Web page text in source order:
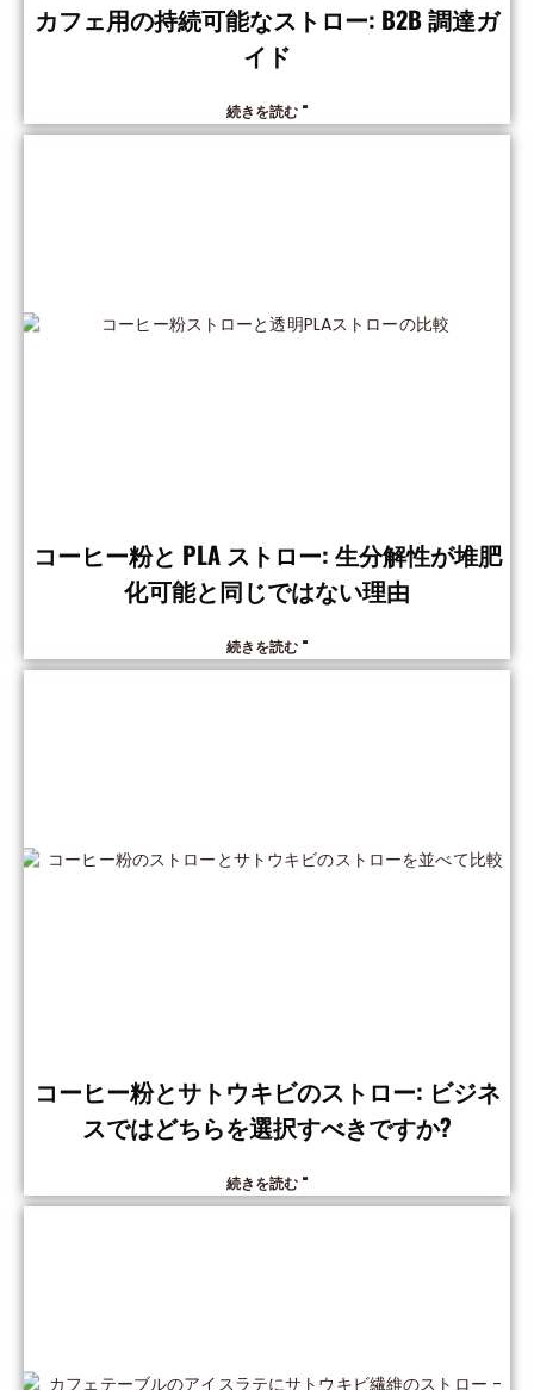
カフェ用の持続可能なストロー: B2B 調達ガ
イド
続きを読む "
コーヒー粉と PLA ストロー: 生分解性が堆肥
化可能と同じではない理由
続きを読む "
コーヒー粉とサトウキビのストロー: ビジネ
スではどちらを選択すべきですか?
続きを読む "